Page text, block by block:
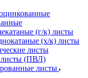
(г/к) листы
(х/к) листы
листы
листы (ПВЛ)
листы